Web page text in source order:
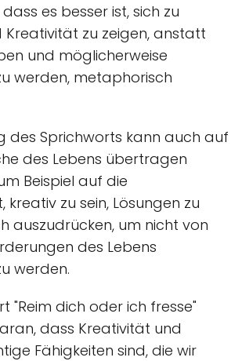
es besser ist, sich zu
Kreativität zu zeigen, anstatt
und möglicherweise
werden, metaphorisch
des Sprichworts kann auch auf
des Lebens übertragen
Beispiel auf die
kreativ zu sein, Lösungen zu
auszudrücken, um nicht von
des Lebens
werden.
"Reim dich oder ich fresse"
dass Kreativität und
Fähigkeiten sind, die wir